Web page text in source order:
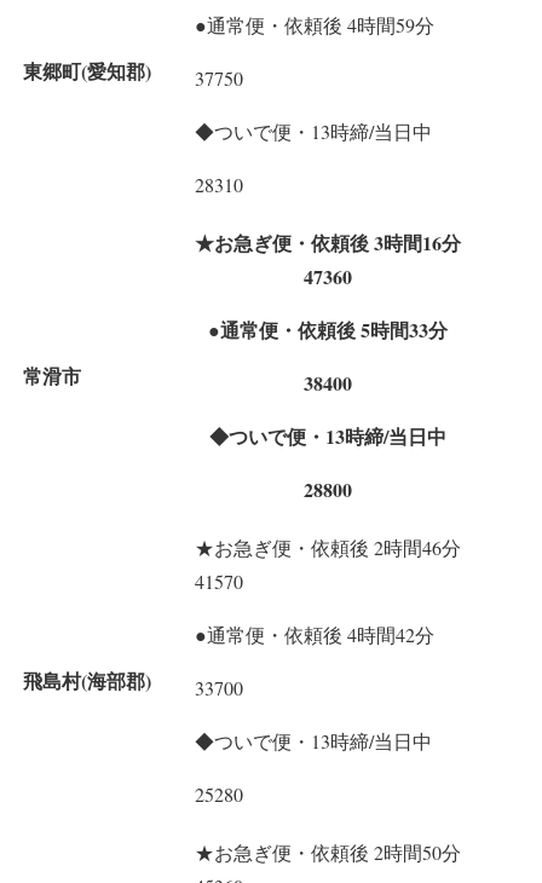
東郷町(愛知郡)
●通常便・依頼後 4時間59分
37750
◆ついで便・13時締/当日中
28310
常滑市
★お急ぎ便・依頼後 3時間16分
47360
●通常便・依頼後 5時間33分
38400
◆ついで便・13時締/当日中
28800
飛島村(海部郡)
★お急ぎ便・依頼後 2時間46分
41570
●通常便・依頼後 4時間42分
33700
◆ついで便・13時締/当日中
25280
★お急ぎ便・依頼後 2時間50分